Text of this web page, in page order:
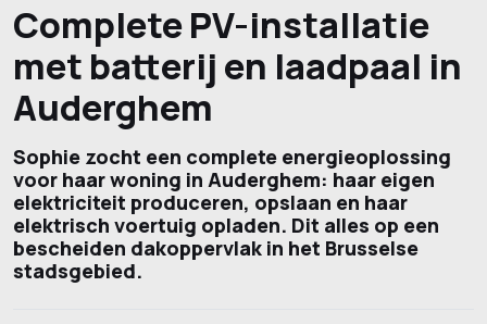
Complete PV-installatie
met batterij en laadpaal in
Auderghem
Sophie zocht een complete energieoplossing
voor haar woning in Auderghem: haar eigen
elektriciteit produceren, opslaan en haar
elektrisch voertuig opladen. Dit alles op een
bescheiden dakoppervlak in het Brusselse
stadsgebied.